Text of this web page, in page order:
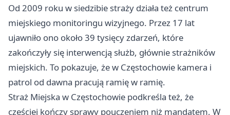
Od 2009 roku w siedzibie straży działa też centrum
miejskiego monitoringu wizyjnego. Przez 17 lat
ujawniło ono około 39 tysięcy zdarzeń, które
zakończyły się interwencją służb, głównie strażników
miejskich. To pokazuje, że w Częstochowie kamera i
patrol od dawna pracują ramię w ramię.
Straż Miejska w Częstochowie podkreśla też, że
częściej kończy sprawy pouczeniem niż mandatem. W